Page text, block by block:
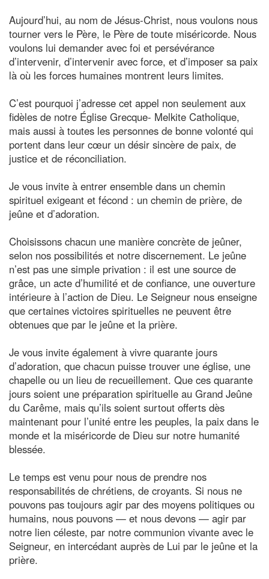
Aujourd’hui, au nom de Jésus-Christ, nous voulons nous
tourner vers le Père, le Père de toute miséricorde. Nous
voulons lui demander avec foi et persévérance
d’intervenir, d’intervenir avec force, et d’imposer sa paix
là où les forces humaines montrent leurs limites.
C’est pourquoi j’adresse cet appel non seulement aux
fidèles de notre Église Grecque- Melkite Catholique,
mais aussi à toutes les personnes de bonne volonté qui
portent dans leur cœur un désir sincère de paix, de
justice et de réconciliation.
Je vous invite à entrer ensemble dans un chemin
spirituel exigeant et fécond : un chemin de prière, de
jeûne et d’adoration.
Choisissons chacun une manière concrète de jeûner,
selon nos possibilités et notre discernement. Le jeûne
n’est pas une simple privation : il est une source de
grâce, un acte d’humilité et de confiance, une ouverture
intérieure à l’action de Dieu. Le Seigneur nous enseigne
que certaines victoires spirituelles ne peuvent être
obtenues que par le jeûne et la prière.
Je vous invite également à vivre quarante jours
d’adoration, que chacun puisse trouver une église, une
chapelle ou un lieu de recueillement. Que ces quarante
jours soient une préparation spirituelle au Grand Jeûne
du Carême, mais qu’ils soient surtout offerts dès
maintenant pour l’unité entre les peuples, la paix dans le
monde et la miséricorde de Dieu sur notre humanité
blessée.
Le temps est venu pour nous de prendre nos
responsabilités de chrétiens, de croyants. Si nous ne
pouvons pas toujours agir par des moyens politiques ou
humains, nous pouvons — et nous devons — agir par
notre lien céleste, par notre communion vivante avec le
Seigneur, en intercédant auprès de Lui par le jeûne et la
prière.